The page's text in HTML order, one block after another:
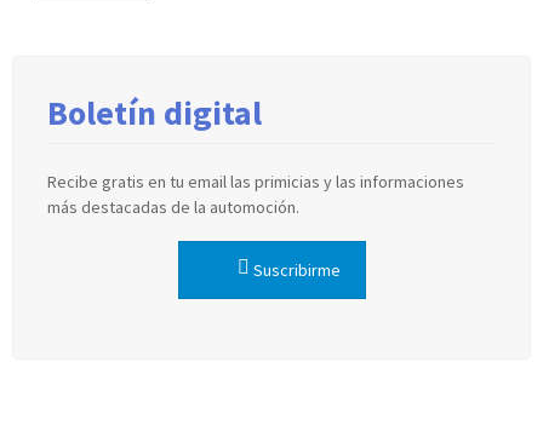
Boletín digital
Recibe gratis en tu email las primicias y las informaciones
más destacadas de la automoción.
Suscribirme